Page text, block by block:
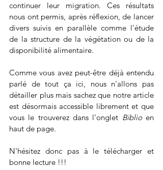
continuer leur migration. Ces résultats
nous ont permis, après réflexion, de lancer
divers suivis en parallèle comme l'étude
de la structure de la végétation ou de la
disponibilité alimentaire.
Comme vous avez peut-être déjà entendu
parlé de tout ça ici, nous n'allons pas
détailler plus mais sachez que notre article
est désormais accessible librement et que
vous le trouverez dans l'onglet Biblio en
haut de page.
N'hésitez donc pas à le télécharger et
bonne lecture !!!